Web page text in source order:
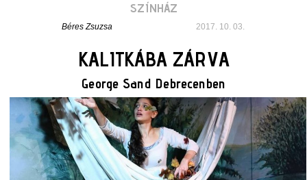
SZÍNHÁZ
Béres Zsuzsa 2017. 10. 03.
KALITKÁBA ZÁRVA
George Sand Debrecenben